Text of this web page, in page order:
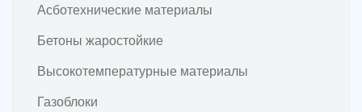
Асботехнические материалы
Бетоны жаростойкие
Высокотемпературные материалы
Газоблоки